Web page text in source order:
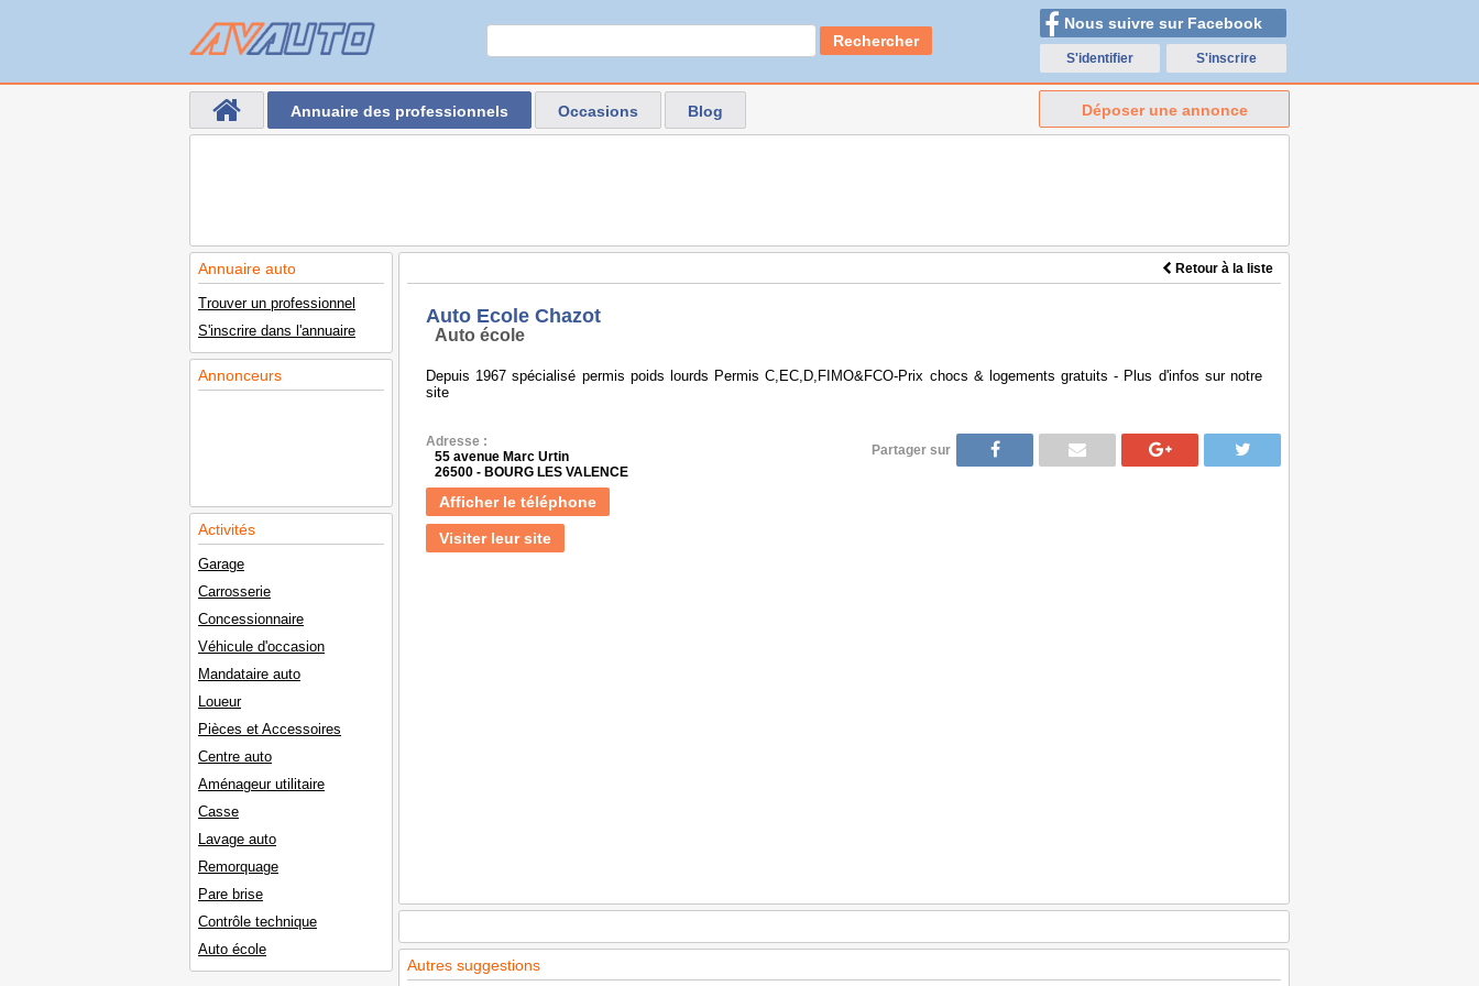
Rechercher
Nous suivre sur Facebook
S'identifier S'inscrire
Annuaire des professionnels Occasions Blog Déposer une annonce
Annuaire auto
Trouver un professionnel
S'inscrire dans l'annuaire
Annonceurs
Activités
Garage
Carrosserie
Concessionnaire
Véhicule d'occasion
Mandataire auto
Loueur
Pièces et Accessoires
Centre auto
Aménageur utilitaire
Casse
Lavage auto
Remorquage
Pare brise
Contrôle technique
Auto école
Retour à la liste
Auto Ecole Chazot
Auto école
Depuis 1967 spécialisé permis poids lourds Permis C,EC,D,FIMO&FCO-Prix chocs & logements gratuits - Plus d'infos sur notre
site
Adresse :
55 avenue Marc Urtin
26500 - BOURG LES VALENCE
Afficher le téléphone
Visiter leur site
Partager sur
Autres suggestions